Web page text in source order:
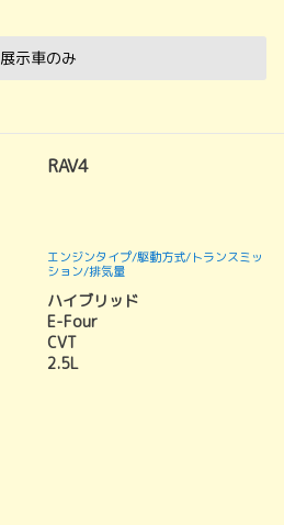
展示車のみ
RAV4
エンジンタイプ/駆動方式/トランスミッ
ション/排気量
ハイブリッド
E-Four
CVT
2.5L